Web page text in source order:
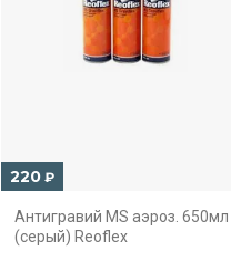
220 ₽
Антигравий MS аэроз. 650мл
(серый) Reoflex